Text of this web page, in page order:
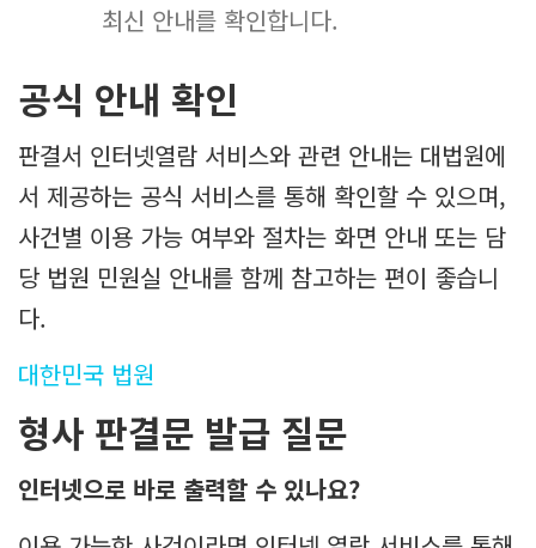
최신 안내를 확인합니다.
공식 안내 확인
판결서 인터넷열람 서비스와 관련 안내는 대법원에
서 제공하는 공식 서비스를 통해 확인할 수 있으며,
사건별 이용 가능 여부와 절차는 화면 안내 또는 담
당 법원 민원실 안내를 함께 참고하는 편이 좋습니
다.
대한민국 법원
형사 판결문 발급 질문
인터넷으로 바로 출력할 수 있나요?